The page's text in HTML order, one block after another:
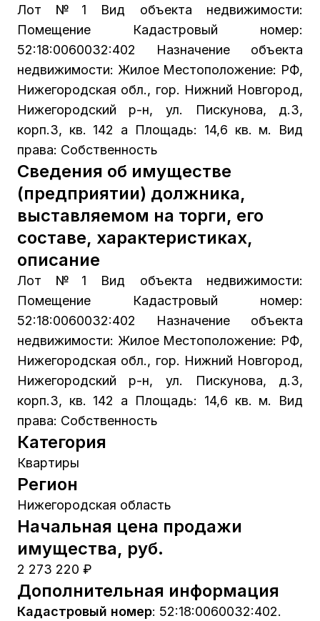
Лот №1 Вид объекта недвижимости:
Помещение Кадастровый номер:
52:18:0060032:402 Назначение объекта
недвижимости: Жилое Местоположение: РФ,
Нижегородская обл., гор. Нижний Новгород,
Нижегородский р-н, ул. Пискунова, д.3,
корп.3, кв. 142 а Площадь: 14,6 кв. м. Вид
права: Собственность
Сведения об имуществе
(предприятии) должника,
выставляемом на торги, его
составе, характеристиках,
описание
Лот №1 Вид объекта недвижимости:
Помещение Кадастровый номер:
52:18:0060032:402 Назначение объекта
недвижимости: Жилое Местоположение: РФ,
Нижегородская обл., гор. Нижний Новгород,
Нижегородский р-н, ул. Пискунова, д.3,
корп.3, кв. 142 а Площадь: 14,6 кв. м. Вид
права: Собственность
Категория
Квартиры
Регион
Нижегородская область
Начальная цена продажи
имущества, руб.
2 273 220 ₽
Дополнительная информация
Кадастровый номер: 52:18:0060032:402.